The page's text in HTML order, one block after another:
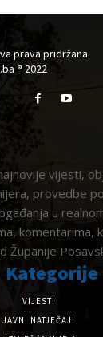
prava pridržana.
® 2022
vijesti,
provedbe
u
komentarima,
Županije
Kategorije
VIJESTI
JAVNI NATJEČAJI